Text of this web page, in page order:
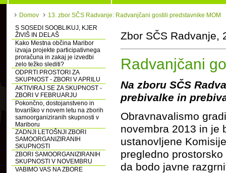
Domov
13. zbor SČS Radvanje: Radvanjčani gostili predstavnike MOM
S SOSEDI SOOBLIKUJ, KJER
ŽIVIŠ IN DELAŠ
Kako Mestna občina Maribor
izvaja projekte participativnega
proračuna in zakaj je izvedbi
zelo težko slediti?
ODPRTI PROSTORI ZA
SKUPNOST - ZBORI V APRILU
AKTIVIRAJ SE ZA SKUPNOST -
ZBORI V FEBRUARJU
Pokončno, dostojanstveno in
tovariško v novem letu na zborih
samoorganiziranih skupnosti v
Mariboru
ZADNJI LETOŠNJI ZBORI
SAMOORGANIZIRANIH
SKUPNOSTI
ZBORI SAMOORGANIZIRANIH
SKUPNOSTI V NOVEMBRU
VABIMO VAS NA ZBORE
Zbor SČS Radvanje,
Radvanjčani
Na zboru SČS
prebivalke in
Obravnavalismo
novembra 2013 in je
ustanovljene
pregledno
da bodo javne